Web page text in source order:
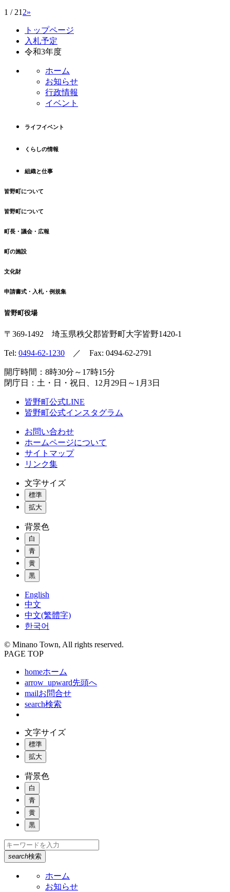
1 / 21 2»
トップページ
入札予定
令和3年度
ホーム
お知らせ
行政情報
イベント
ライフイベント
くらしの情報
組織と仕事
皆野町について
皆野町について
町長・議会・広報
町の施設
文化財
申請書式・入札・例規集
皆野町役場
〒369-1492 埼玉県秩父郡皆野町大字皆野1420-1
Tel: 0494-62-1230 ／ Fax: 0494-62-2791
開庁時間：8時30分～17時15分
閉庁日：土・日・祝日、12月29日～1月3日
皆野町公式LINE
皆野町公式インスタグラム
お問い合わせ
ホームページについて
サイトマップ
リンク集
文字サイズ
標準
拡大
背景色
白
青
黄
黒
English
中文
中文(繁體字)
한국어
© Minano Town, All rights reserved.
PAGE TOP
homeホーム
arrow_upward先頭へ
mailお問合せ
search検索
文字サイズ
標準
拡大
背景色
白
青
黄
黒
search検索
ホーム
お知らせ